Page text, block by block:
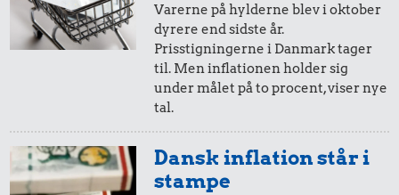
43 kr.
1/2 kg kaffe
172 kr.
10 kg gas
6,44 kr.
flæskesvær
20,-
i 2007
= 28,-
i dag
14,-
Varerne på hylderne blev i oktober
dyrere end sidste år.
Prisstigningerne i Danmark tager
til. Men inflationen holder sig
under målet på to procent, viser nye
tal.
Dansk inflation står i
stampe